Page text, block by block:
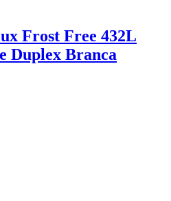
Frost Free 432L
Duplex Branca